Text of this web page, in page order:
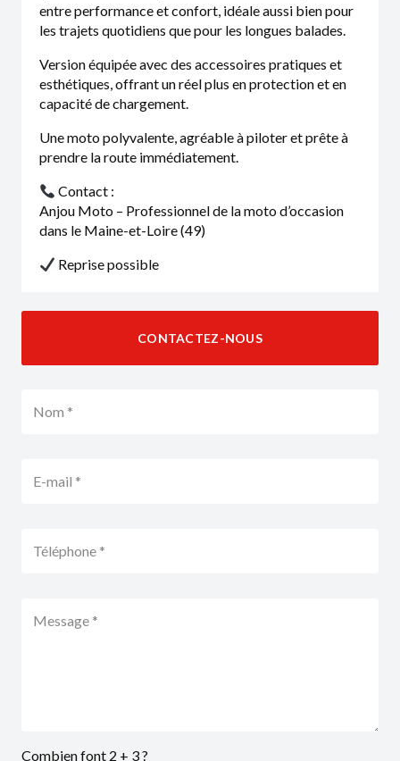
entre performance et confort, idéale aussi bien pour
les trajets quotidiens que pour les longues balades.
Version équipée avec des accessoires pratiques et
esthétiques, offrant un réel plus en protection et en
capacité de chargement.
Une moto polyvalente, agréable à piloter et prête à
prendre la route immédiatement.
Contact :
Anjou Moto – Professionnel de la moto d’occasion
dans le Maine-et-Loire (49)
Reprise possible
CONTACTEZ-NOUS
Combien font 2 + 3 ?